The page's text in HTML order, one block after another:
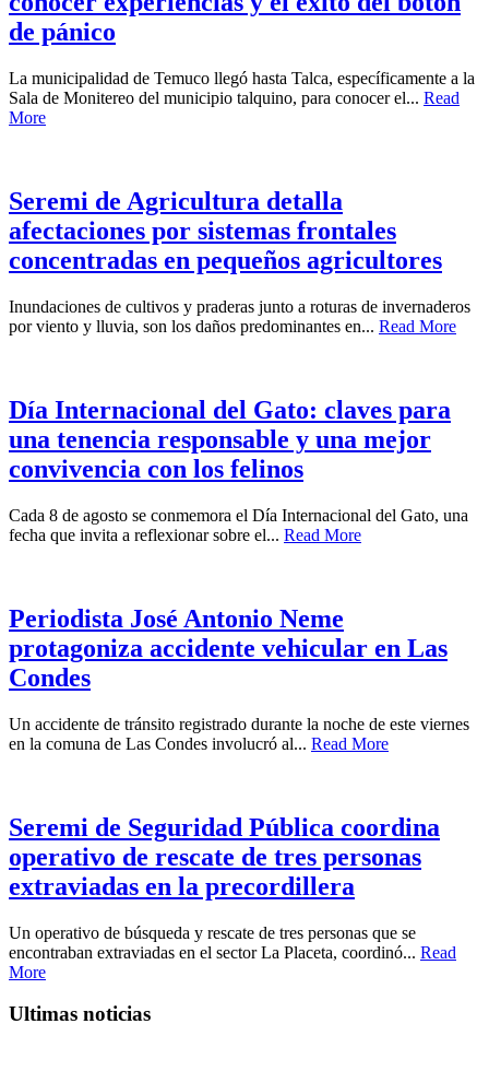
de pánico
La municipalidad de Temuco llegó hasta Talca, específicamente a la
Sala de Monitereo del municipio talquino, para conocer el... Read
More
Seremi de Agricultura detalla
afectaciones por sistemas frontales
concentradas en pequeños agricultores
Inundaciones de cultivos y praderas junto a roturas de invernaderos
por viento y lluvia, son los daños predominantes en... Read More
Día Internacional del Gato: claves para
una tenencia responsable y una mejor
convivencia con los felinos
Cada 8 de agosto se conmemora el Día Internacional del Gato, una
fecha que invita a reflexionar sobre el... Read More
Periodista José Antonio Neme
protagoniza accidente vehicular en Las
Condes
Un accidente de tránsito registrado durante la noche de este viernes
en la comuna de Las Condes involucró al... Read More
Seremi de Seguridad Pública coordina
operativo de rescate de tres personas
extraviadas en la precordillera
Un operativo de búsqueda y rescate de tres personas que se
encontraban extraviadas en el sector La Placeta, coordinó... Read
More
Ultimas noticias